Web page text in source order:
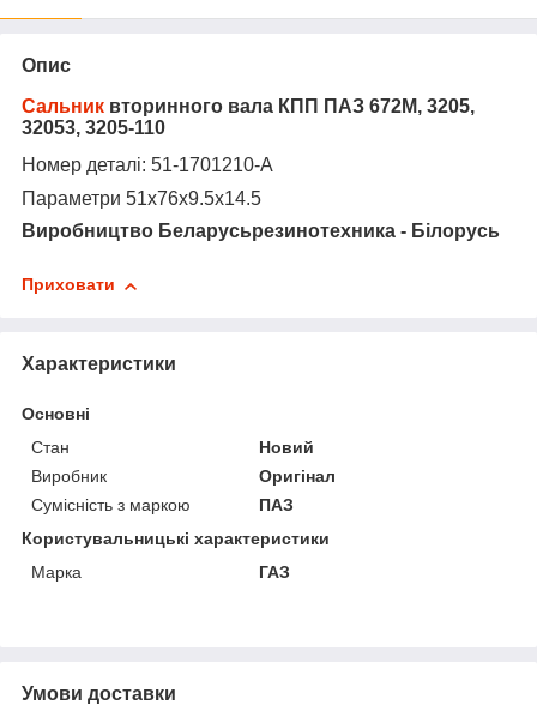
Опис
Сальник вторинного вала КПП ПАЗ 672М, 3205,
32053, 3205-110
Номер деталі: 51-1701210-А
Параметри 51х76х9.5х14.5
Виробництво Беларусьрезинотехника - Білорусь
Приховати
Характеристики
Основні
Стан
Новий
Виробник
Оригінал
Сумісність з маркою
ПАЗ
Користувальницькі характеристики
Марка
ГАЗ
Умови доставки